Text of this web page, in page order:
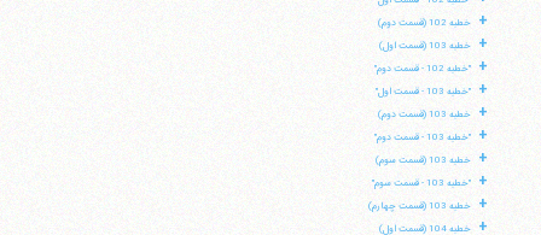
+ خطبه 102 (قسمت دوم)
+ خطبه 103 (قسمت اول)
+ "خطبه 102 - قسمت دوم"
+ "خطبه 103 - قسمت اول"
+ خطبه 103 (قسمت دوم)
+ "خطبه 103 - قسمت دوم"
+ خطبه 103 (قسمت سوم)
+ "خطبه 103 - قسمت سوم"
+ خطبه 103 (قسمت چهارم)
+ خطبه 104 (قسمت اول)